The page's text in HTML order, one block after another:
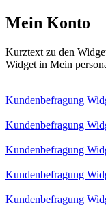
Mein Konto
Kurztext zu den
Widget in Mein
Kundenbefragung
Kundenbefragung
Kundenbefragung
Kundenbefragung
Kundenbefragung